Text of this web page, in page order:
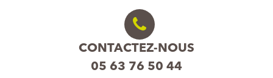
CONTACTEZ-NOUS
05 63 76 50 44